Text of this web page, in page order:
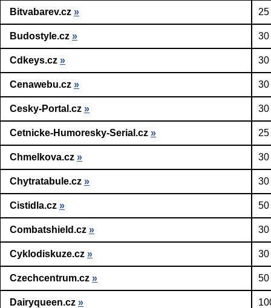
Bitvabarev.cz »
Budostyle.cz » 30
Cdkeys.cz » 30
Cenawebu.cz » 30
Cesky-Portal.cz » 30
Cetnicke-Humoresky-Serial.cz »
Chmelkova.cz » 30
Chytratabule.cz » 30
Cistidla.cz » 50
Combatshield.cz » 30
Cyklodiskuze.cz » 30
Czechcentrum.cz » 50
Dairyqueen.cz »